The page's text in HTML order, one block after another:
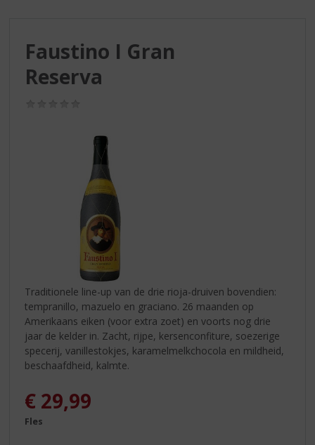
Faustino I Gran
Reserva
Traditionele line-up van de drie rioja-druiven bovendien:
tempranillo, mazuelo en graciano. 26 maanden op
Amerikaans eiken (voor extra zoet) en voorts nog drie
jaar de kelder in. Zacht, rijpe, kersenconfiture, soezerige
specerij, vanillestokjes, karamelmelkchocola en mildheid,
beschaafdheid, kalmte.
€ 29,99
Fles